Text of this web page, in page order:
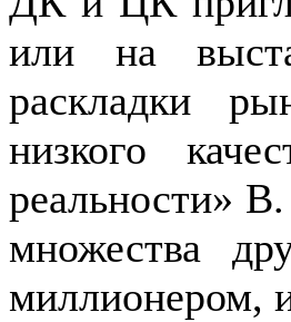
или на
раскладки
низкого
реальности»
множества
миллионером,